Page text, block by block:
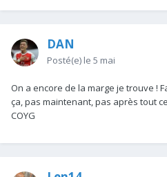
DAN
Posté(e) le 5 mai
On a encore de la marge je trouve !
ça, pas maintenant, pas après tout
COYG